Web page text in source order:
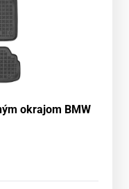
okrajom BMW